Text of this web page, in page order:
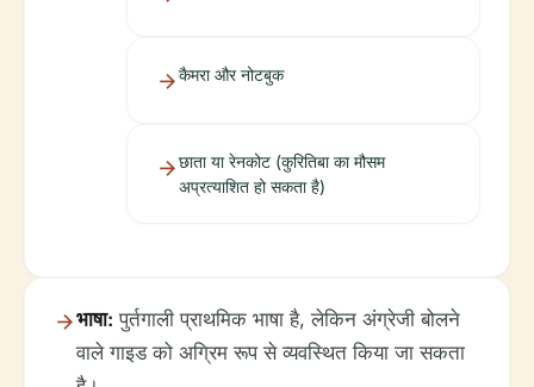
कैमरा और नोटबुक
छाता या रेनकोट (कुरितिबा का मौसम
अप्रत्याशित हो सकता है)
भाषा: पुर्तगाली प्राथमिक भाषा है, लेकिन अंग्रेजी बोलने
वाले गाइड को अग्रिम रूप से व्यवस्थित किया जा सकता